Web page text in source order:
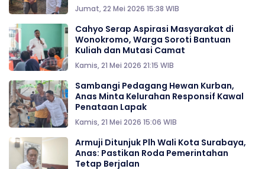
Jumat, 22 Mei 2026 15:38 WIB
Cahyo Serap Aspirasi Masyarakat di
Wonokromo, Warga Soroti Bantuan
Kuliah dan Mutasi Camat
Kamis, 21 Mei 2026 21:15 WIB
Sambangi Pedagang Hewan Kurban,
Anas Minta Kelurahan Responsif Kawal
Penataan Lapak
Kamis, 21 Mei 2026 15:06 WIB
Armuji Ditunjuk Plh Wali Kota Surabaya,
Anas: Pastikan Roda Pemerintahan
Tetap Berjalan